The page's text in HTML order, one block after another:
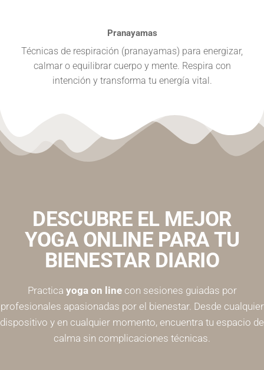
Pranayamas
Técnicas de respiración (pranayamas) para energizar,
calmar o equilibrar cuerpo y mente. Respira con
intención y transforma tu energía vital.
DESCUBRE EL MEJOR
YOGA ONLINE PARA TU
BIENESTAR DIARIO
Practica yoga on linecon sesiones guiadas por
profesionales apasionadas por el bienestar. Desde cualquier
dispositivo y en cualquier momento, encuentra tu espacio de
calma sin complicaciones técnicas.